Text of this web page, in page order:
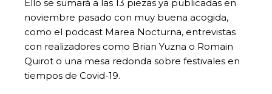
Ello se sumará a las 13 piezas ya publicadas en
noviembre pasado con muy buena acogida,
como el podcast Marea Nocturna, entrevistas
con realizadores como Brian Yuzna o Romain
Quirot o una mesa redonda sobre festivales en
tiempos de Covid-19.